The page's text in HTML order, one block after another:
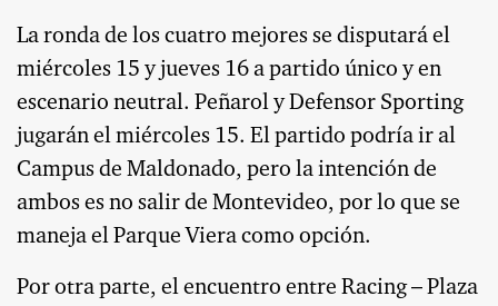
La ronda de los cuatro mejores se disputará el
miércoles 15 y jueves 16 a partido único y en
escenario neutral. Peñarol y Defensor Sporting
jugarán el miércoles 15. El partido podría ir al
Campus de Maldonado, pero la intención de
ambos es no salir de Montevideo, por lo que se
maneja el Parque Viera como opción.
Por otra parte, el encuentro entre Racing – Plaza